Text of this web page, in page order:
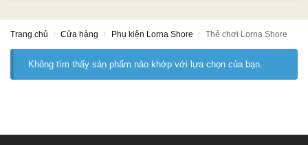
Trang chủ / Cửa hàng / Phụ kiện Lorna Shore / Thẻ chơi Lorna Shore
Không tìm thấy sản phẩm nào khớp với lựa chọn của bạn.